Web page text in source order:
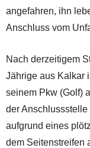
angefahren, ihn
Anschluss vom
Nach derzeitigem
Jährige aus Kalkar
seinem Pkw (Golf)
der
aufgrund eines
dem Seitenstreifen